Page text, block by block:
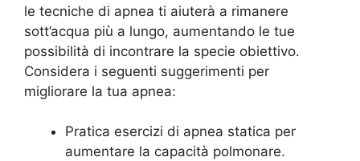
le tecniche di apnea ti aiuterà a rimanere
sott’acqua più a lungo, aumentando le tue
possibilità di incontrare la specie obiettivo.
Considera i seguenti suggerimenti per
migliorare la tua apnea:
Pratica esercizi di apnea statica per
aumentare la capacità polmonare.